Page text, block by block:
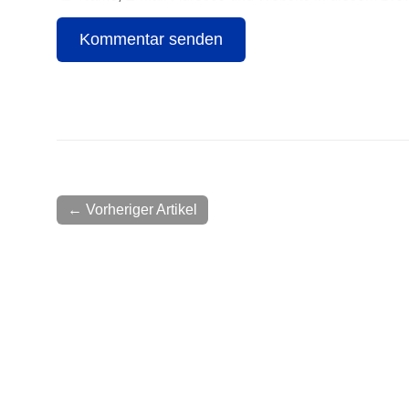
← Vorheriger Artikel